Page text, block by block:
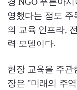
경 NGO 푸른아
영했다는 점도 주
의 교육 인프라,
력 모델이다.
현장 교육을 주관
장은 "미래의 주